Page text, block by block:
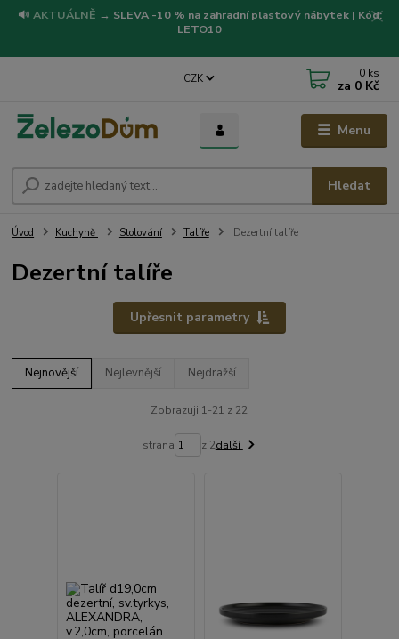
🔊 AKTUÁLNĚ → SLEVA -10 % na zahradní plastový nábytek | Kód:
LETO10
Menu
CZK
Hledat
0 ks
za 0 Kč
Úvod Kuchyně Stolování Talíře Dezertní talíře
Dezertní talíře
Upřesnit parametry
Nejnovější Nejlevnější Nejdražší
Zobrazuji 1-21 z 22
strana z 2další